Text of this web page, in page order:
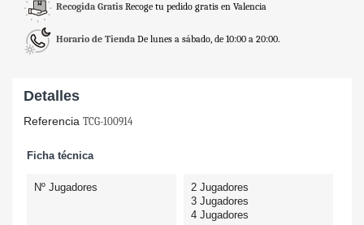
Recogida Gratis Recoge tu pedido gratis en Valencia
Horario de Tienda De lunes a sábado, de 10:00 a 20:00.
Detalles
Referencia TCG-100914
Ficha técnica
Nº Jugadores
2 Jugadores
3 Jugadores
4 Jugadores